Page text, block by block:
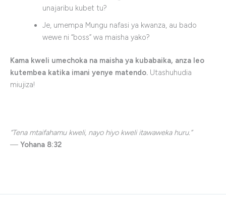
unajaribu kubet tu?
Je, umempa Mungu nafasi ya kwanza, au bado
wewe ni “boss” wa maisha yako?
Kama kweli umechoka na maisha ya kubabaika, anza leo
kutembea katika imani yenye matendo. Utashuhudia
miujiza!
“Tena mtaifahamu kweli, nayo hiyo kweli itawaweka huru.”
— Yohana 8:32